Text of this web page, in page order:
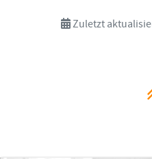
Zuletzt